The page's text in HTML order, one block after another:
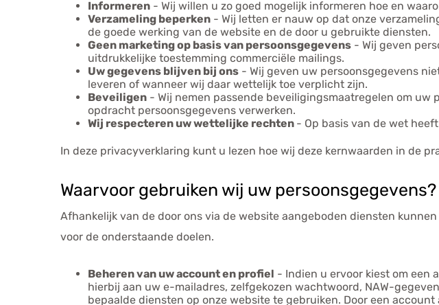
Informeren - Wij willen u zo goed mogelijk informeren hoe en
Verzameling beperken - Wij letten er nauw op dat onze
de goede werking van de website en de door u gebruikte diensten.
Geen marketing op basis van persoonsgegevens - Wij geven
uitdrukkelijke toestemming commerciële mailings.
Uw gegevens blijven bij ons - Wij geven uw persoonsgegevens
leveren of wanneer wij daar wettelijk toe verplicht zijn.
Beveiligen - Wij nemen passende beveiligingsmaatregelen om
opdracht persoonsgegevens verwerken.
Wij respecteren uw wettelijke rechten - Op basis van de wet
In deze privacyverklaring kunt u lezen hoe wij deze kernwaarden in de
Waarvoor gebruiken wij uw persoonsgegevens?
Afhankelijk van de door ons via de website aangeboden diensten
voor de onderstaande doelen.
Beheren van uw account en profiel - Indien u ervoor kiest om een
hierbij aan uw e-mailadres, zelfgekozen wachtwoord, NAW-
bepaalde diensten op onze website te gebruiken. Door een